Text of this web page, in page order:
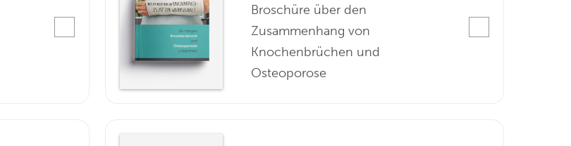
Broschüre über den
Zusammenhang von
Knochenbrüchen und
Osteoporose